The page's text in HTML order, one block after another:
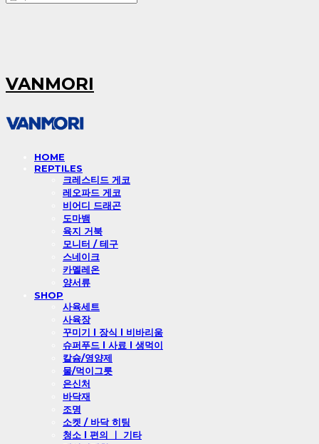
VANMORI
HOME
REPTILES
크레스티드 게코
레오파드 게코
비어디 드래곤
도마뱀
육지 거북
모니터 / 테구
스네이크
카멜레온
양서류
SHOP
사육세트
사육장
꾸미기 l 장식 l 비바리움
슈퍼푸드 l 사료 l 생먹이
칼슘/영양제
물/먹이그릇
은신처
바닥재
조명
소켓 / 바닥 히팅
청소 l 편의 ㅣ 기타